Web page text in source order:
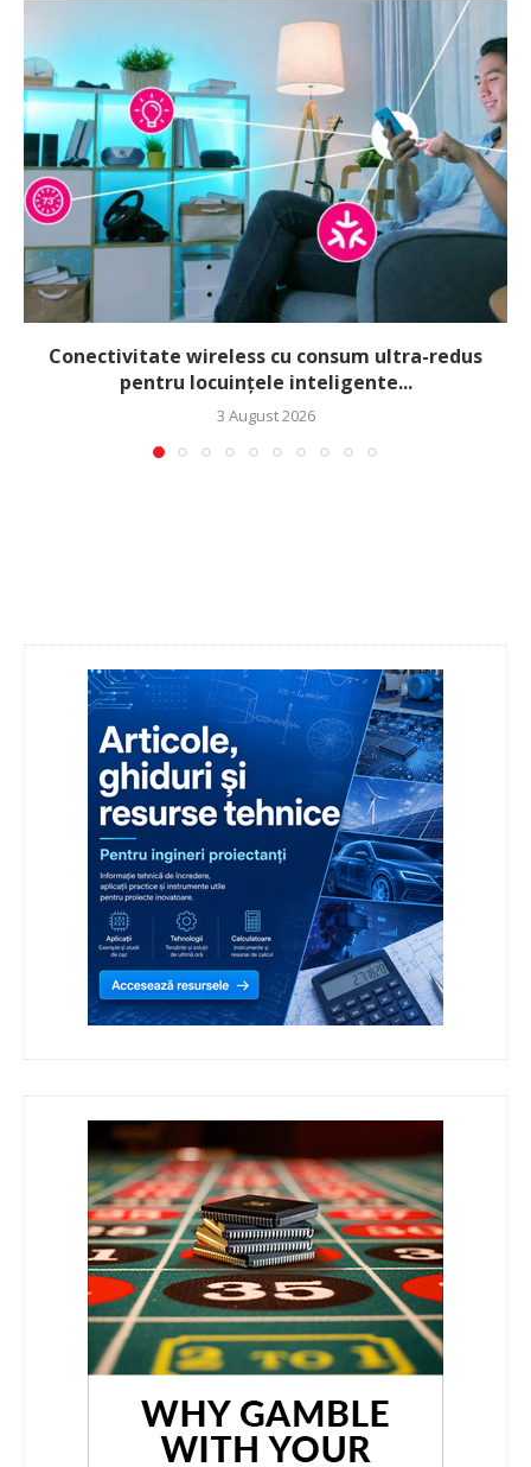
Conectivitate wireless cu consum ultra-redus
pentru locuințele inteligente...
3 August 2026